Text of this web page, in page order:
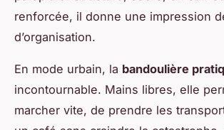
renforcée, il donne une impression
d’organisation.
En mode urbain, la bandoulière
incontournable. Mains libres, elle
marcher vite, de prendre les